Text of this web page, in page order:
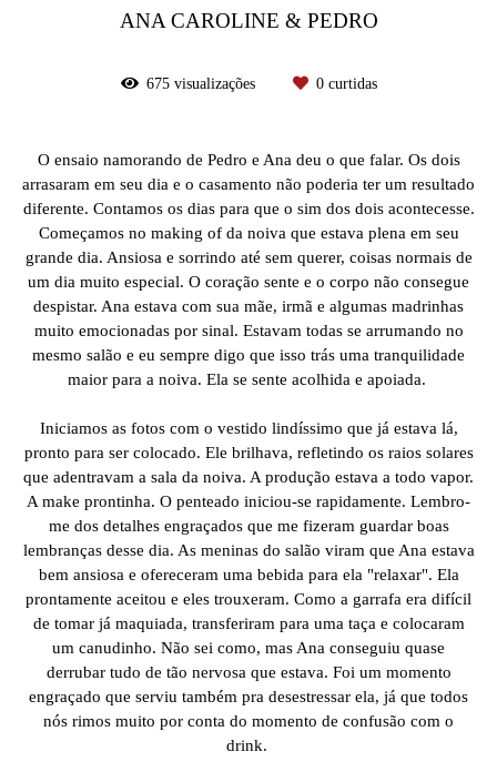
ANA CAROLINE & PEDRO
675visualizações 0curtidas
O ensaio namorando de Pedro e Ana deu o que falar. Os dois
arrasaram em seu dia e o casamento não poderia ter um resultado
diferente. Contamos os dias para que o sim dos dois acontecesse.
Começamos no making of da noiva que estava plena em seu
grande dia. Ansiosa e sorrindo até sem querer, coisas normais de
um dia muito especial. O coração sente e o corpo não consegue
despistar. Ana estava com sua mãe, irmã e algumas madrinhas
muito emocionadas por sinal. Estavam todas se arrumando no
mesmo salão e eu sempre digo que isso trás uma tranquilidade
maior para a noiva. Ela se sente acolhida e apoiada.
Iniciamos as fotos com o vestido lindíssimo que já estava lá,
pronto para ser colocado. Ele brilhava, refletindo os raios solares
que adentravam a sala da noiva. A produção estava a todo vapor.
A make prontinha. O penteado iniciou-se rapidamente. Lembro-
me dos detalhes engraçados que me fizeram guardar boas
lembranças desse dia. As meninas do salão viram que Ana estava
bem ansiosa e ofereceram uma bebida para ela "relaxar". Ela
prontamente aceitou e eles trouxeram. Como a garrafa era difícil
de tomar já maquiada, transferiram para uma taça e colocaram
um canudinho. Não sei como, mas Ana conseguiu quase
derrubar tudo de tão nervosa que estava. Foi um momento
engraçado que serviu também pra desestressar ela, já que todos
nós rimos muito por conta do momento de confusão com o
drink.